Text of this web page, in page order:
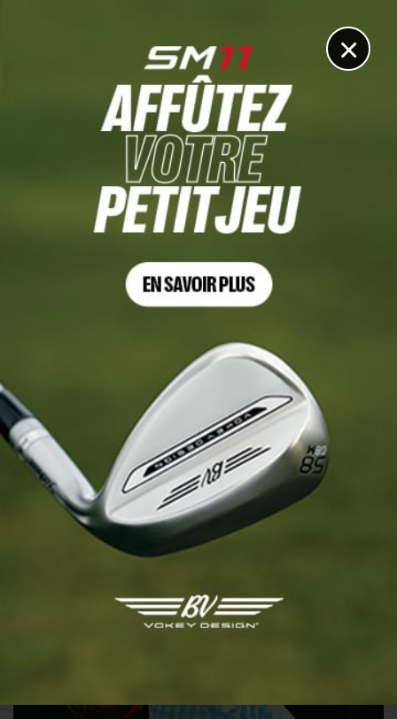
×
LPGA TOUR
Nelly Korda de retour pour le KPMG Women’s PGA
Championship
20 JUIN 2023